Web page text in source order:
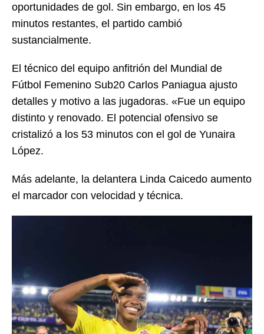
oportunidades de gol. Sin embargo, en los 45
minutos restantes, el partido cambió
sustancialmente.
El técnico del equipo anfitrión del Mundial de
Fútbol Femenino Sub20 Carlos Paniagua ajusto
detalles y motivo a las jugadoras. «Fue un equipo
distinto y renovado. El potencial ofensivo se
cristalizó a los 53 minutos con el gol de Yunaira
López.
Más adelante, la delantera Linda Caicedo aumento
el marcador con velocidad y técnica.